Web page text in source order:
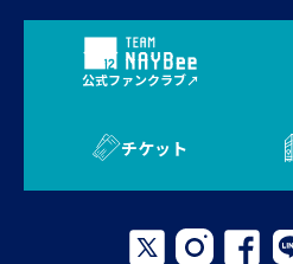
公式ファンクラブ
チケット